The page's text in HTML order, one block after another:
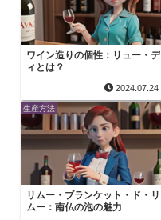
ワイン造りの個性：リュー・デ
ィとは？
2024.07.24
生産方法
リムー・ブランケット・ド・リ
ムー：南仏の泡の魅力